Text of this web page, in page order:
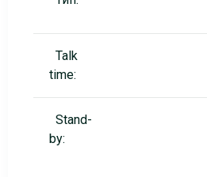
Talk
time:
Stand-
by: